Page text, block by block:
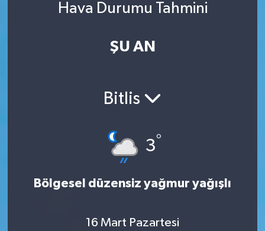
Hava Durumu Tahmini
ŞU AN
Bitlis
3°
Bölgesel düzensiz yağmur yağışlı
16 Mart Pazartesi
BİLİM VE TEKNOLOJİ
Tüm Manşetler
Son Dakika Haberleri